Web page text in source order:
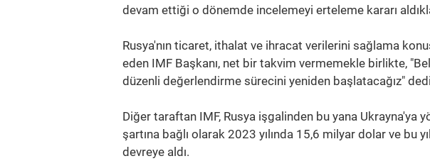
devam ettiği o dönemde incelemeyi erteleme kararı
Rusya'nın ticaret, ithalat ve ihracat verilerini sağlama
eden IMF Başkanı, net bir takvim vermemekle birlikte,
düzenli değerlendirme sürecini yeniden başlatacağız"
Diğer taraftan IMF, Rusya işgalinden bu yana
şartına bağlı olarak 2023 yılında 15,6 milyar dolar ve bu
devreye aldı.